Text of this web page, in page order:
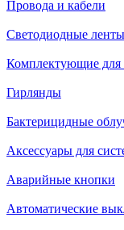
Провода и кабели
Светодиодные ленты
Комплектующие для
Гирлянды
Бактерицидные
Аксессуары для
Аварийные кнопки
Автоматические